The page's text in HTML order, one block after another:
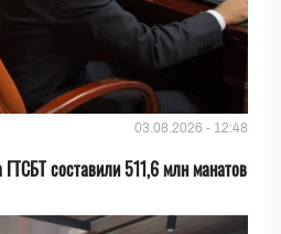
03.08.2026 - 12:48
составили 511,6 млн манатов